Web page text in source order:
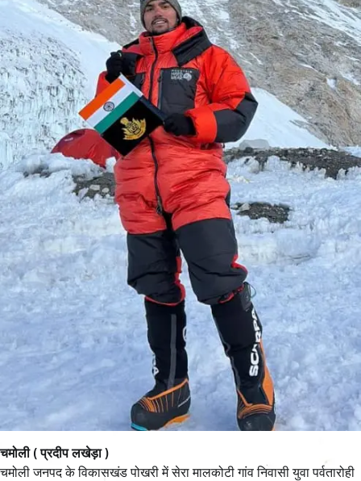
चमोली ( प्रदीप लखेड़ा )
चमोली जनपद के विकासखंड पोखरी में सेरा मालकोटी गांव निवासी युवा पर्वतारोही